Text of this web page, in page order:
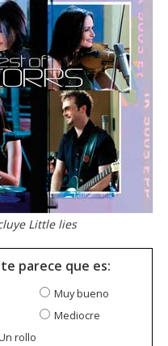
Little lies
te parece que es:
Muy bueno
Mediocre
rollo